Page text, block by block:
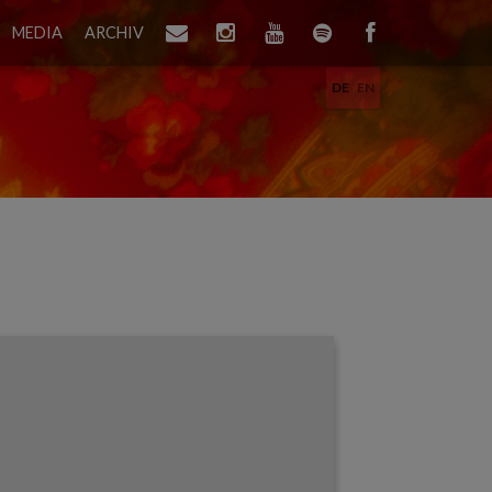
DE EN
MEDIA ARCHIV